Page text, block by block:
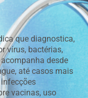
que diagnostica,
vírus, bactérias,
desde
até casos mais
vacinas, uso